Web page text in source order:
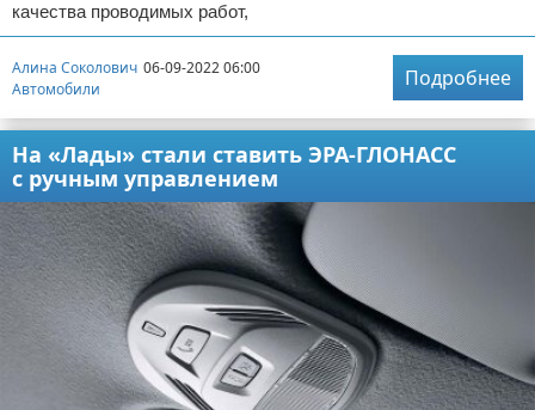
качества проводимых работ,
Алина Соколович 06-09-2022 06:00
Автомобили
Подробнее
На «Лады» стали ставить ЭРА-ГЛОНАСС
с ручным управлением